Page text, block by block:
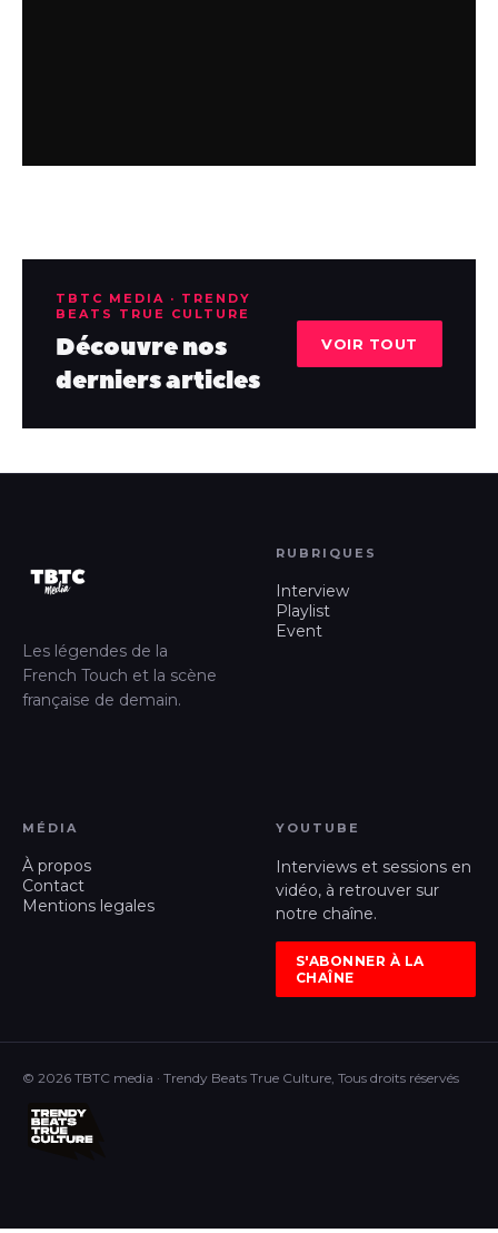
TBTC MEDIA · TRENDY
BEATS TRUE CULTURE
Découvre nos
derniers articles
VOIR TOUT
Les légendes de la
French Touch et la scène
française de demain.
RUBRIQUES
Interview
Playlist
Event
MÉDIA
À propos
Contact
Mentions legales
YOUTUBE
Interviews et sessions en
vidéo, à retrouver sur
notre chaîne.
S'ABONNER À LA
CHAÎNE
© 2026 TBTC media · Trendy Beats True Culture, Tous droits réservés